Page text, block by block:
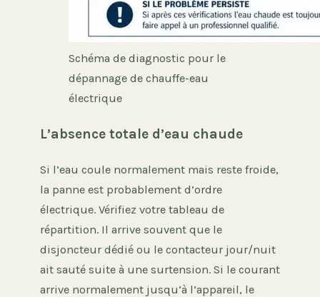
Schéma de diagnostic pour le
dépannage de chauffe-eau
électrique
L’absence totale d’eau chaude
Si l’eau coule normalement mais reste froide,
la panne est probablement d’ordre
électrique. Vérifiez votre tableau de
répartition. Il arrive souvent que le
disjoncteur dédié ou le contacteur jour/nuit
ait sauté suite à une surtension. Si le courant
arrive normalement jusqu’à l’appareil, le